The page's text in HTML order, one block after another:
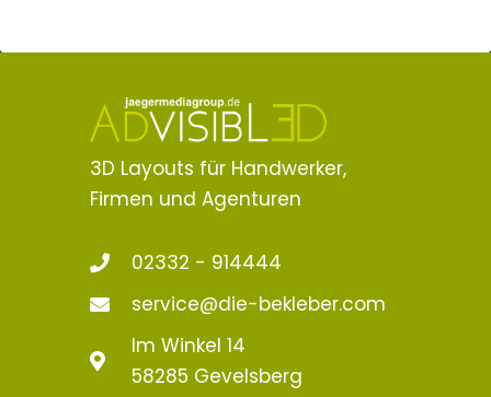
3D Layouts für Handwerker,
Firmen und Agenturen
02332 - 914444
service@die-bekleber.com
Im Winkel 14
58285 Gevelsberg